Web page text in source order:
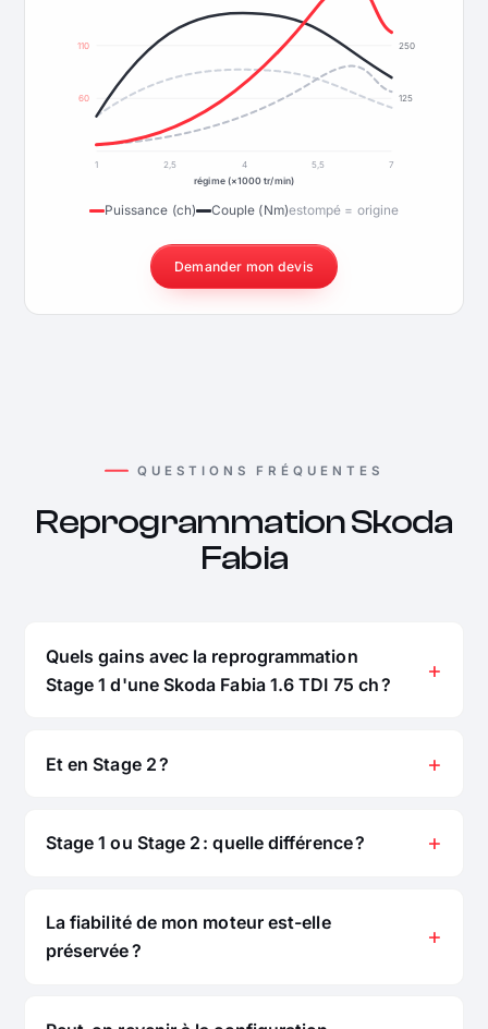
60
110
125
250
1 2,5 4 5,5
7
régime (×1000 tr/min)
Puissance (ch) Couple (Nm)estompé = origine
Demander mon devis
QUESTIONS FRÉQUENTES
Reprogrammation Skoda
Fabia
Quels gains avec la reprogrammation
Stage 1 d'une Skoda Fabia 1.6 TDI 75 ch ?
Et en Stage 2 ?
Stage 1 ou Stage 2 : quelle différence ?
La fiabilité de mon moteur est-elle
préservée ?